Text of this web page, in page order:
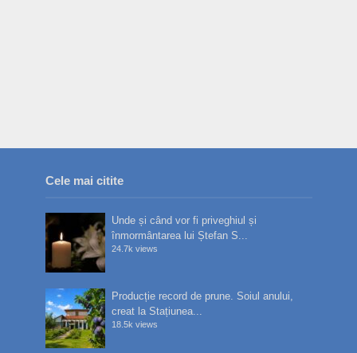
Cele mai citite
Unde și când vor fi priveghiul și
înmormântarea lui Ștefan S...
24.7k views
Producție record de prune. Soiul anului,
creat la Stațiunea...
18.5k views